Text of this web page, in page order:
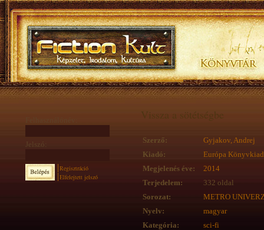
Jelszó:
Regisztráció
Elfelejtett jelszó
Vissza a sötétségbe
Szerző:
Gyjakov, Andrej
Kiadó:
Európa
Megjelenés éve:
2014
Terjedelem:
332 oldal
Sorozat:
METRO
Nyelv:
magyar
Kategória:
sci-fi